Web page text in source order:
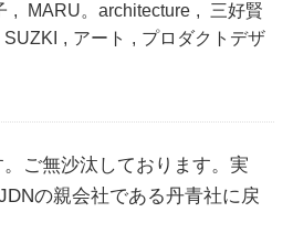
, MARU。architecture ,
三好賢
SUZKI , アート , プロダクトデザ
ご無沙汰しております。実
の親会社である丹青社に戻